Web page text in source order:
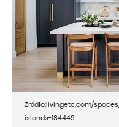
Źródło:livingetc.com/
islands-184449